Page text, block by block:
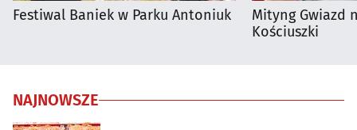
Festiwal Baniek w Parku Antoniuk
Mityng Gwiazd
Kościuszki
NAJNOWSZE